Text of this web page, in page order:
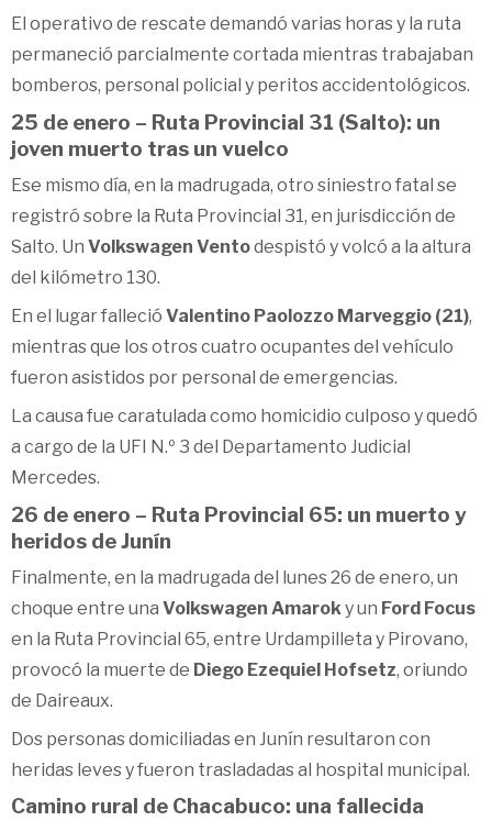
El operativo de rescate demandó varias horas y la ruta
permaneció parcialmente cortada mientras trabajaban
bomberos, personal policial y peritos accidentológicos.
25 de enero – Ruta Provincial 31 (Salto): un
joven muerto tras un vuelco
Ese mismo día, en la madrugada, otro siniestro fatal se
registró sobre la Ruta Provincial 31, en jurisdicción de
Salto. Un Volkswagen Ventodespistó y volcó a la altura
del kilómetro 130.
En el lugar falleció Valentino Paolozzo Marveggio (21),
mientras que los otros cuatro ocupantes del vehículo
fueron asistidos por personal de emergencias.
La causa fue caratulada como homicidio culposo y quedó
a cargo de la UFI N.º 3 del Departamento Judicial
Mercedes.
26 de enero – Ruta Provincial 65: un muerto y
heridos de Junín
Finalmente, en la madrugada del lunes 26 de enero, un
choque entre una Volkswagen Amaroky un Ford Focus
en la Ruta Provincial 65, entre Urdampilleta y Pirovano,
provocó la muerte de Diego Ezequiel Hofsetz, oriundo
de Daireaux.
Dos personas domiciliadas en Junín resultaron con
heridas leves y fueron trasladadas al hospital municipal.
Camino rural de Chacabuco: una fallecida